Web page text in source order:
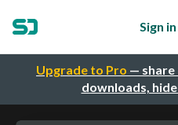
Upgrade to Pro —
downloads,
Sign in